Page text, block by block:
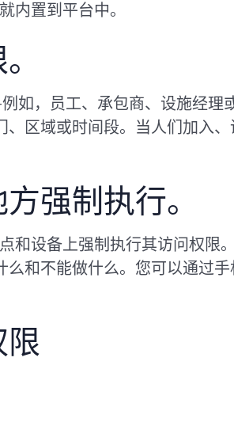
内置到平台中。
如，员工、承包商、设施经理
区域或时间段。当人们加入
强制执行。
和设备上强制执行其访问权限
和不能做什么。您可以通过